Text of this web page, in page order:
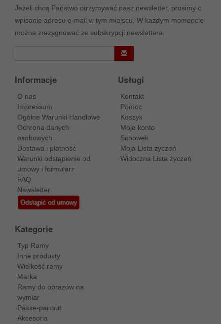
Jeżeli chcą Państwo otrzymywać nasz newsletter, prosimy o
wpisanie adresu e-mail w tym miejscu. W każdym momencie
można zrezygnować ze subskrypcji newslettera.
Informacje
O nas
Impressum
Ogólne Warunki Handlowe
Ochrona danych
osobowych
Dostawa i platność
Warunki odstąpienie od
umowy i formularz
FAQ
Newsletter
Odstąpić od umowy
Usługi
Kontakt
Pomoc
Koszyk
Moje konto
Schowek
Moja Lista życzeń
Widoczna Lista życzeń
Kategorie
Typ Ramy
Inne produkty
Wielkość ramy
Marka
Ramy do obrazów na
wymiar
Passe-partout
Akcesoria